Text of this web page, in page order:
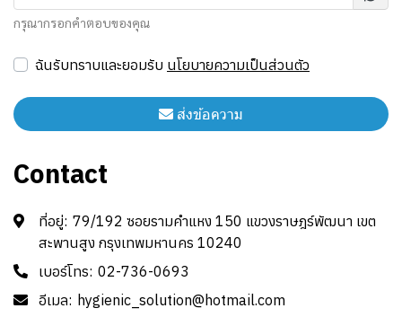
กรุณากรอกคำตอบของคุณ
ฉันรับทราบและยอมรับ นโยบายความเป็นส่วนตัว
ส่งข้อความ
Contact
ที่อยู่: 79/192 ซอยรามคำแหง 150 แขวงราษฎร์พัฒนา เขต
สะพานสูง กรุงเทพมหานคร 10240
เบอร์โทร: 02-736-0693
อีเมล: hygienic_solution@hotmail.com